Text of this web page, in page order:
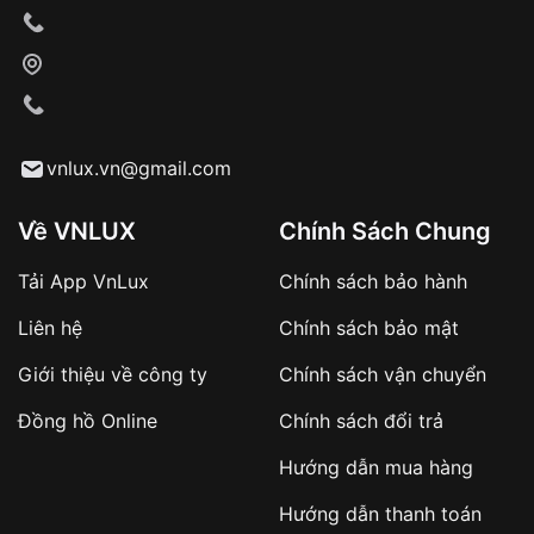
Từ khóa SEO:
sản phẩm đặc biệt
hàng
Số tiền còn lại thanh toán khi nhận hàng hoặc
vnlux.vn@gmail.com
Về VNLUX
Tải App VnLux
Liên hệ
Giới thiệu về công ty
Đồng hồ Online
Chính Sách Chung
Chính sách bảo hành
Chính sách bảo mật
Chính sách vận chuyển
Chính sách đổi trả
Hướng dẫn mua hàng
Hướng dẫn thanh toán